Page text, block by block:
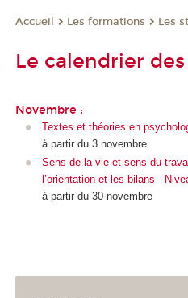
Accueil Les formations Les
Le calendrier
Novembre :
Textes et théories en
à partir du 3 novembre
Sens de la vie et sens du
l’orientation et les bilans -
à partir du 30 novembre